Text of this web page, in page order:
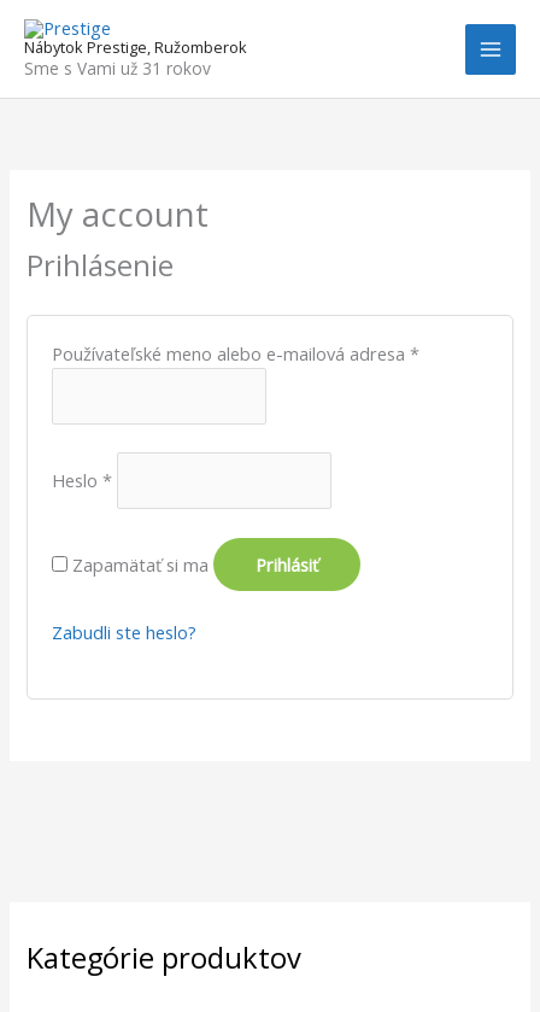
obsah
Nábytok Prestige, Ružomberok
Sme s Vami už 31 rokov
Kategórie produktov
My account
Prihlásenie
Používateľské meno alebo e-mailová adresa*
Heslo*
Zapamätať si ma Prihlásiť
Zabudli ste heslo?